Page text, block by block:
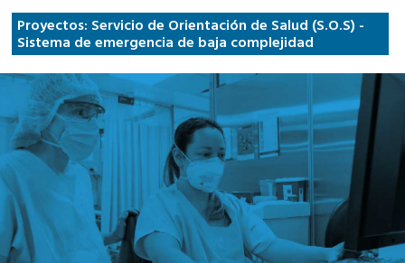
Proyectos: Servicio de Orientación de Salud (S.O.S) -
Sistema de emergencia de baja complejidad